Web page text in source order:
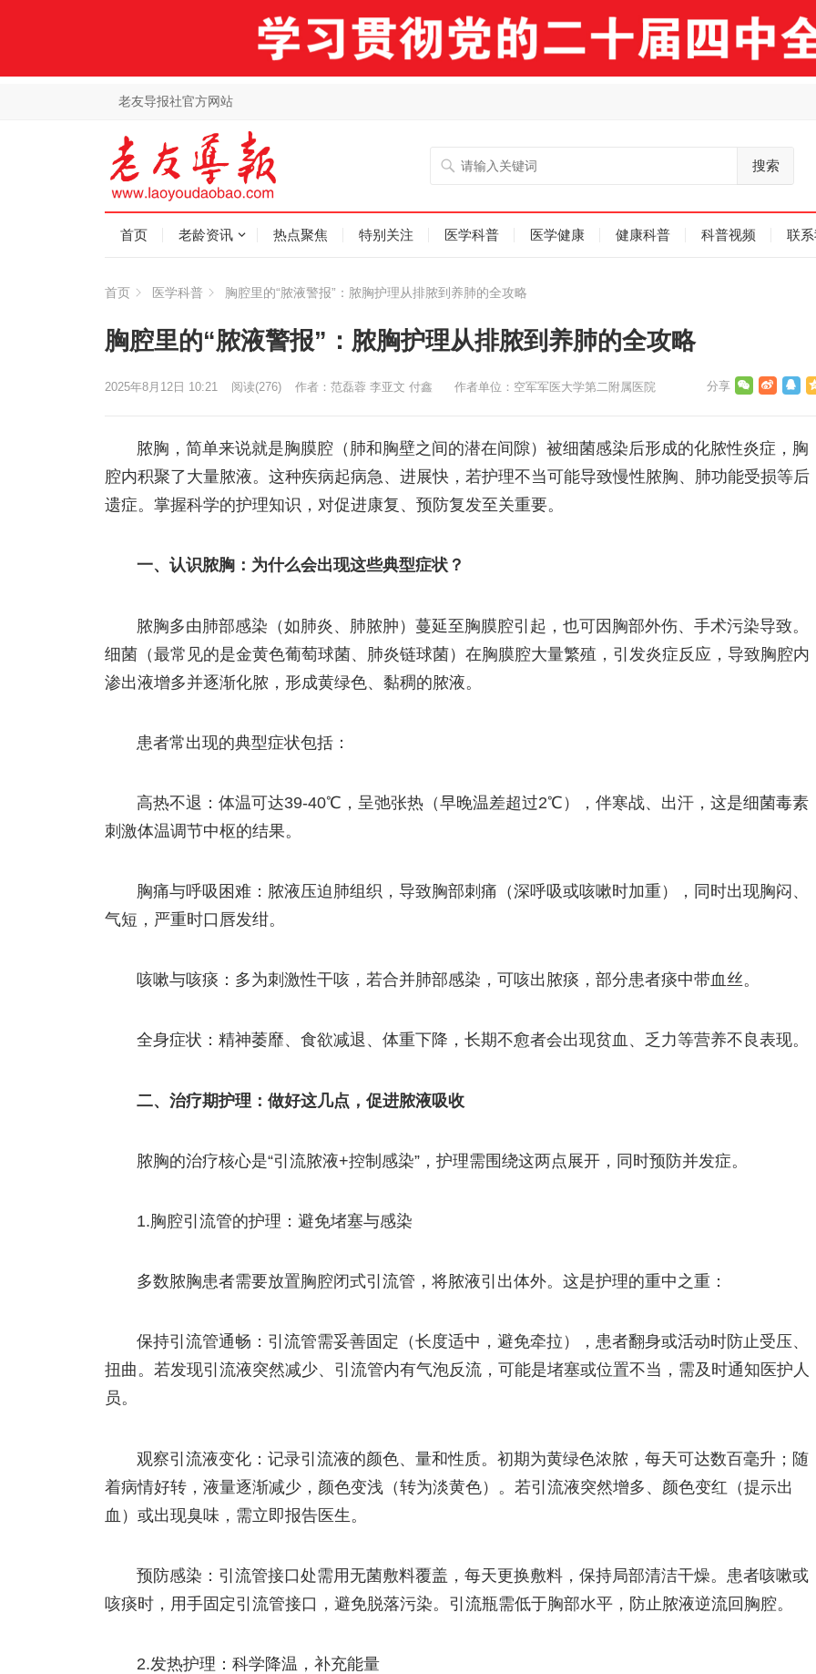
老友导报社官方网站
搜索
首页 老龄资讯 热点聚焦 特别关注 医学科普 医学健康 健康科普 科普视频 联
首页 医学科普 胸腔里的“脓液警报”：脓胸护理从排脓到养肺的全攻略
胸腔里的“脓液警报”：脓胸护理从排脓到养肺的全攻略
作者：范磊蓉 李亚文 付鑫 作者单位：空军军医大学第二附属医院
2025年8月12日 10:21 阅读(276)
脓胸，简单来说就是胸膜腔（肺和胸壁之间的潜在间隙）被细菌感染后形成的化脓性炎症，胸
腔内积聚了大量脓液。这种疾病起病急、进展快，若护理不当可能导致慢性脓胸、肺功能受损等后
遗症。掌握科学的护理知识，对促进康复、预防复发至关重要。
一、认识脓胸：为什么会出现这些典型症状？
脓胸多由肺部感染（如肺炎、肺脓肿）蔓延至胸膜腔引起，也可因胸部外伤、手术污染导致。
细菌（最常见的是金黄色葡萄球菌、肺炎链球菌）在胸膜腔大量繁殖，引发炎症反应，导致胸腔内
渗出液增多并逐渐化脓，形成黄绿色、黏稠的脓液。
患者常出现的典型症状包括：
高热不退：体温可达39-40℃，呈弛张热（早晚温差超过2℃），伴寒战、出汗，这是细菌毒素
刺激体温调节中枢的结果。
胸痛与呼吸困难：脓液压迫肺组织，导致胸部刺痛（深呼吸或咳嗽时加重），同时出现胸闷、
气短，严重时口唇发绀。
咳嗽与咳痰：多为刺激性干咳，若合并肺部感染，可咳出脓痰，部分患者痰中带血丝。
全身症状：精神萎靡、食欲减退、体重下降，长期不愈者会出现贫血、乏力等营养不良表现。
二、治疗期护理：做好这几点，促进脓液吸收
脓胸的治疗核心是“引流脓液+控制感染”，护理需围绕这两点展开，同时预防并发症。
1.胸腔引流管的护理：避免堵塞与感染
多数脓胸患者需要放置胸腔闭式引流管，将脓液引出体外。这是护理的重中之重：
保持引流管通畅：引流管需妥善固定（长度适中，避免牵拉），患者翻身或活动时防止受压、
扭曲。若发现引流液突然减少、引流管内有气泡反流，可能是堵塞或位置不当，需及时通知医护人
员。
观察引流液变化：记录引流液的颜色、量和性质。初期为黄绿色浓脓，每天可达数百毫升；随
着病情好转，液量逐渐减少，颜色变浅（转为淡黄色）。若引流液突然增多、颜色变红（提示出
血）或出现臭味，需立即报告医生。
预防感染：引流管接口处需用无菌敷料覆盖，每天更换敷料，保持局部清洁干燥。患者咳嗽或
咳痰时，用手固定引流管接口，避免脱落污染。引流瓶需低于胸部水平，防止脓液逆流回胸腔。
2.发热护理：科学降温，补充能量